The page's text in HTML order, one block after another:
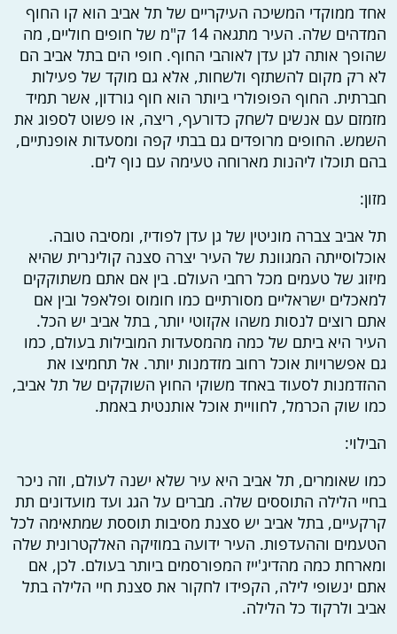
אחד ממוקדי המשיכה העיקריים של תל אביב הוא קו החוף
המדהים שלה. העיר מתגאה 14 ק"מ של חופים חוליים, מה
שהופך אותה לגן עדן לאוהבי החוף. חופי הים בתל אביב הם
לא רק מקום להשתזף ולשחות, אלא גם מוקד של פעילות
חברתית. החוף הפופולרי ביותר הוא חוף גורדון, אשר תמיד
מזמזם עם אנשים לשחק כדורעף, ריצה, או פשוט לספוג את
השמש. החופים מרופדים גם בבתי קפה ומסעדות אופנתיים,
בהם תוכלו ליהנות מארוחה טעימה עם נוף לים.
מזון:
תל אביב צברה מוניטין של גן עדן לפודיז, ומסיבה טובה.
אוכלוסייתה המגוונת של העיר יצרה סצנה קולינרית שהיא
מיזוג של טעמים מכל רחבי העולם. בין אם אתם משתוקקים
למאכלים ישראליים מסורתיים כמו חומוס ופלאפל ובין אם
אתם רוצים לנסות משהו אקזוטי יותר, בתל אביב יש הכל.
העיר היא ביתם של כמה מהמסעדות המובילות בעולם, כמו
גם אפשרויות אוכל רחוב מזדמנות יותר. אל תחמיצו את
ההזדמנות לסעוד באחד משוקי החוץ השוקקים של תל אביב,
כמו שוק הכרמל, לחוויית אוכל אותנטית באמת.
הבילוי:
כמו שאומרים, תל אביב היא עיר שלא ישנה לעולם, וזה ניכר
בחיי הלילה התוססים שלה. מברים על הגג ועד מועדונים תת
קרקעיים, בתל אביב יש סצנת מסיבות תוססת שמתאימה לכל
הטעמים וההעדפות. העיר ידועה במוזיקה האלקטרונית שלה
ומארחת כמה מהדיג'ייז המפורסמים ביותר בעולם. לכן, אם
אתם ינשופי לילה, הקפידו לחקור את סצנת חיי הלילה בתל
אביב ולרקוד כל הלילה.